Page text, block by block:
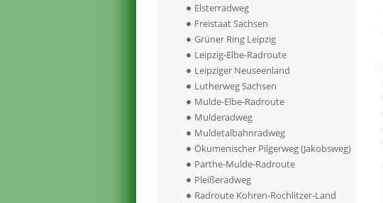
Elsterradweg
Freistaat Sachsen
Grüner Ring Leipzig
Leipzig-Elbe-Radroute
Leipziger Neuseenland
Lutherweg Sachsen
Mulde-Elbe-Radroute
Mulderadweg
Muldetalbahnradweg
Ökumenischer Pilgerweg (Jakobsweg)
Parthe-Mulde-Radroute
Pleißeradweg
Radroute Kohren-Rochlitzer-Land